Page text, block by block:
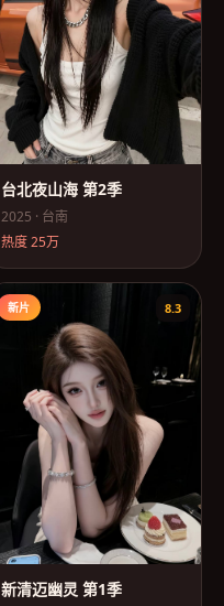
台北夜山海 第2季
2025 · 台南
热度25万
新片 8.3
新清迈幽灵 第1季